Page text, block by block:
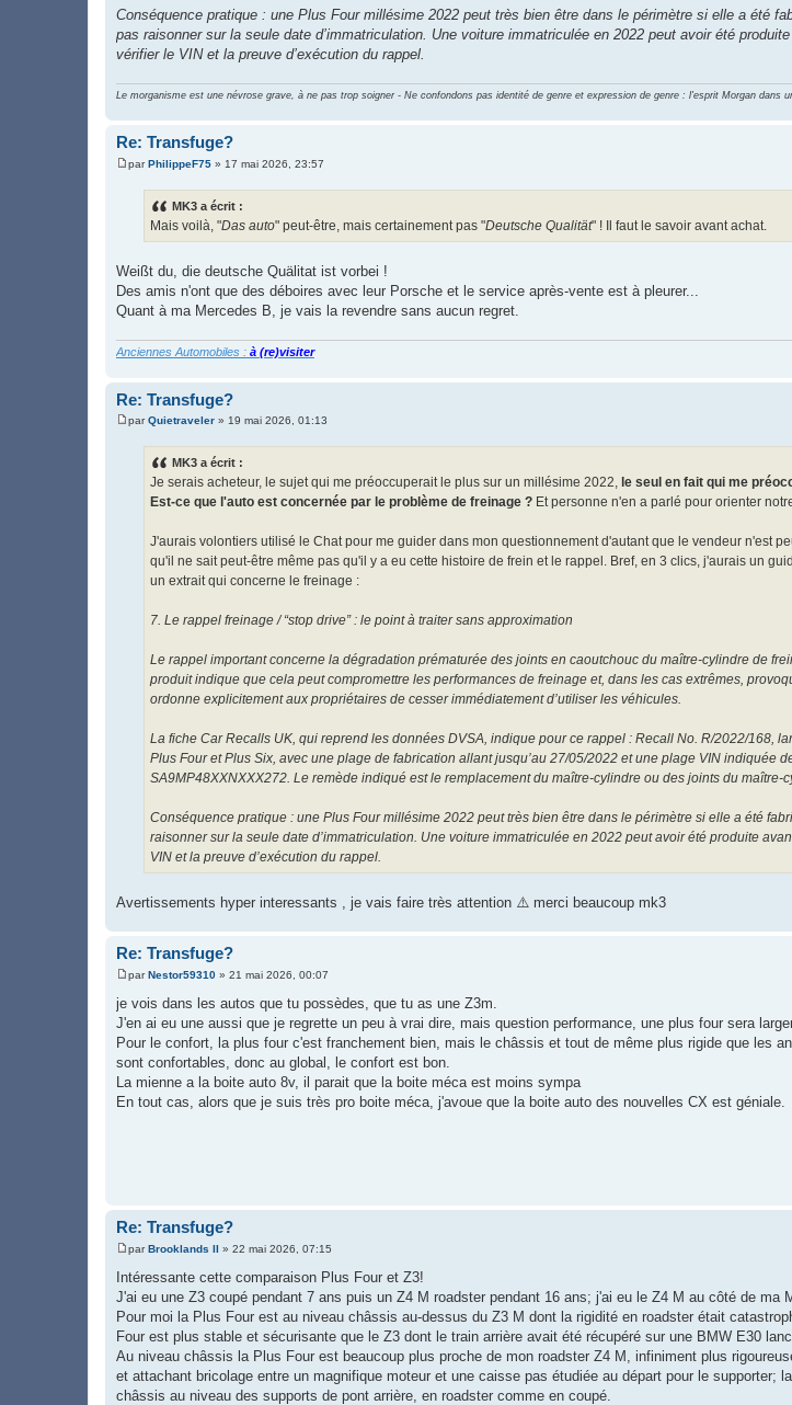
Conséquence pratique : une Plus Four millésime 2022 peut très bien être dans le périmètre si elle a été
pas raisonner sur la seule date d’immatriculation. Une voiture immatriculée en 2022 peut avoir été
vérifier le VIN et la preuve d’exécution du rappel.
Le morganisme est une névrose grave, à ne pas trop soigner - Ne confondons pas identité de genre et expression de genre : l'esprit Morgan dans
Re: Transfuge?
M
parPhilippeF75 » 17 mai 2026, 23:57
MK3 a écrit :
Mais voilà, "Das auto" peut-être, mais certainement pas "Deutsche Qualität" ! Il faut le savoir avant achat.
Weißt du, die deutsche Quälitat ist vorbei !
Des amis n'ont que des déboires avec leur Porsche et le service après-vente est à pleurer...
Quant à ma Mercedes B, je vais la revendre sans aucun regret.
Anciennes Automobiles : à (re)visiter
Re: Transfuge?
M
parQuietraveler » 19 mai 2026, 01:13
MK3 a écrit :
Je serais acheteur, le sujet qui me préoccuperait le plus sur un millésime 2022, le seul en fait qui me
Est-ce que l'auto est concernée par le problème de freinage ? Et personne n'en a parlé pour orienter
J'aurais volontiers utilisé le Chat pour me guider dans mon questionnement d'autant que le vendeur n'est
qu'il ne sait peut-être même pas qu'il y a eu cette histoire de frein et le rappel. Bref, en 3 clics, j'aurais un
un extrait qui concerne le freinage :
7. Le rappel freinage / “stop drive” : le point à traiter sans approximation
Le rappel important concerne la dégradation prématurée des joints en caoutchouc du maître-cylindre de
produit indique que cela peut compromettre les performances de freinage et, dans les cas extrêmes,
ordonne explicitement aux propriétaires de cesser immédiatement d’utiliser les véhicules.
La fiche Car Recalls UK, qui reprend les données DVSA, indique pour ce rappel : Recall No. R/2022/168,
Plus Four et Plus Six, avec une plage de fabrication allant jusqu’au 27/05/2022 et une plage VIN indiquée
SA9MP48XXNXXX272. Le remède indiqué est le remplacement du maître-cylindre ou des joints du maître-
Conséquence pratique : une Plus Four millésime 2022 peut très bien être dans le périmètre si elle a été
raisonner sur la seule date d’immatriculation. Une voiture immatriculée en 2022 peut avoir été produite
VIN et la preuve d’exécution du rappel.
Avertissements hyper interessants , je vais faire très attention ⚠️ merci beaucoup mk3
Re: Transfuge?
M
s
g
e
parNestor59310 » 21 mai 2026, 00:07
je vois dans les autos que tu possèdes, que tu as une Z3m.
J'en ai eu une aussi que je regrette un peu à vrai dire, mais question performance, une plus four sera
Pour le confort, la plus four c'est franchement bien, mais le châssis et tout de même plus rigide que les
sont confortables, donc au global, le confort est bon.
La mienne a la boite auto 8v, il parait que la boite méca est moins sympa
En tout cas, alors que je suis très pro boite méca, j'avoue que la boite auto des nouvelles CX est géniale.
Re: Transfuge?
M
e
s
s
g
e
parBrooklands II » 22 mai 2026, 07:15
Intéressante cette comparaison Plus Four et Z3!
J'ai eu une Z3 coupé pendant 7 ans puis un Z4 M roadster pendant 16 ans; j'ai eu le Z4 M au côté de ma
Pour moi la Plus Four est au niveau châssis au-dessus du Z3 M dont la rigidité en roadster était
Four est plus stable et sécurisante que le Z3 dont le train arrière avait été récupéré sur une BMW E30
Au niveau châssis la Plus Four est beaucoup plus proche de mon roadster Z4 M, infiniment plus
et attachant bricolage entre un magnifique moteur et une caisse pas étudiée au départ pour le supporter;
châssis au niveau des supports de pont arrière, en roadster comme en coupé.